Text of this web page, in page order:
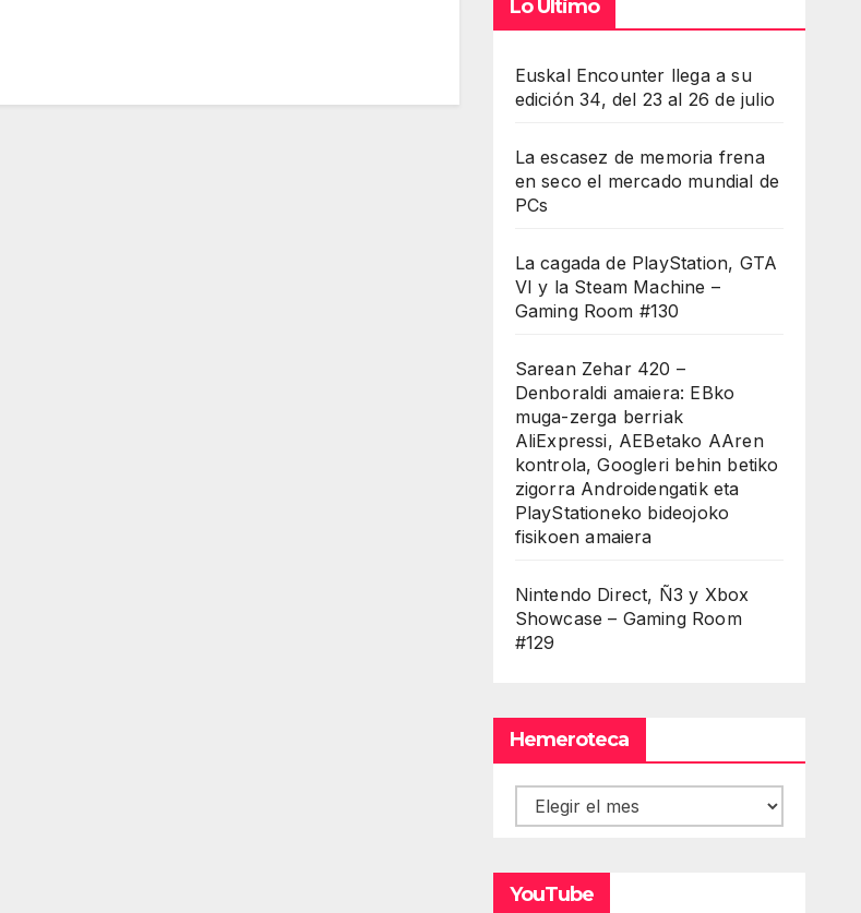
Lo Último
Euskal Encounter llega a su
edición 34, del 23 al 26 de julio
La escasez de memoria frena
en seco el mercado mundial de
PCs
La cagada de PlayStation, GTA
VI y la Steam Machine –
Gaming Room #130
Sarean Zehar 420 –
Denboraldi amaiera: EBko
muga-zerga berriak
AliExpressi, AEBetako AAren
kontrola, Googleri behin betiko
zigorra Androidengatik eta
PlayStationeko bideojoko
fisikoen amaiera
Nintendo Direct, Ñ3 y Xbox
Showcase – Gaming Room
#129
Hemeroteca
Hemeroteca
YouTube